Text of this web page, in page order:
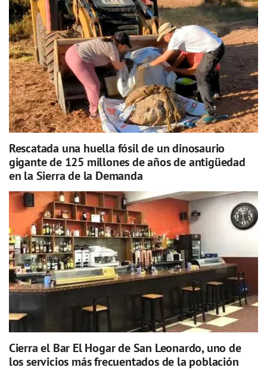
Rescatada una huella fósil de un dinosaurio
gigante de 125 millones de años de antigüedad
en la Sierra de la Demanda
Cierra el Bar El Hogar de San Leonardo, uno de
los servicios más frecuentados de la población